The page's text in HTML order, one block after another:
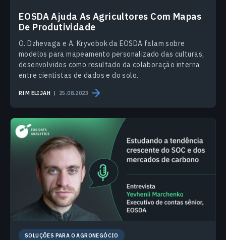
EOSDA Ajuda As Agricultores Com Mapas
De Produtividade
O. Dzhevaga e A. Kryvobok da EOSDA falam sobre
modelos para mapeamento personalizado das culturas,
desenvolvidos como resultado da colaboração interna
entre cientistas de dados e do solo.
RIM ELIJAH 25.08.2023
SOLUÇÕES PARA O AGRONEGÓCIO